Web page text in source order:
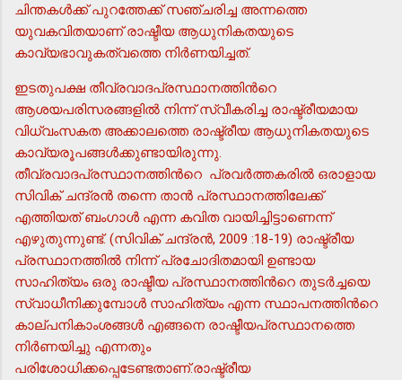
ചിന്തകള്‍ക്ക് പുറത്തേക്ക് സഞ്ചരിച്ച അന്നത്തെ
യുവകവിതയാണ് രാഷ്ടീയ ആധുനികതയുടെ
കാവ്യഭാവുകത്വത്തെ നിര്‍ണയിച്ചത്.
ഇടതുപക്ഷ തീവ്രവാദപ്രസ്ഥാനത്തിന്‍റെ
ആശയപരിസരങ്ങളില്‍ നിന്ന് സ്വീകരിച്ച രാഷ്ട്രീയമായ
വിധ്വംസകത അക്കാലത്തെ രാഷ്ട്രീയ ആധുനികതയുടെ
കാവ്യരൂപങ്ങള്‍ക്കുണ്ടായിരുന്നു.
തീവ്രവാദപ്രസ്ഥാനത്തിന്‍റെ പ്രവര്‍ത്തകരില്‍ ഒരാളായ
സിവിക് ചന്ദ്രന്‍ തന്നെ താന്‍ പ്രസ്ഥാനത്തിലേക്ക്
എത്തിയത് ബംഗാള്‍ എന്ന കവിത വായിച്ചിട്ടാണെന്ന്
എഴുതുന്നുണ്ട്. (സിവിക് ചന്ദ്രന്‍, 2009 :18-19) രാഷ്ട്രീയ
പ്രസ്ഥാനത്തില്‍ നിന്ന് പ്രചോദിതമായി ഉണ്ടായ
സാഹിത്യം ഒരു രാഷ്ടീയ പ്രസ്ഥാനത്തിന്‍റെ തുടര്‍ച്ചയെ
സ്വാധീനിക്കുമ്പോള്‍ സാഹിത്യം എന്ന സ്ഥാപനത്തിന്‍റെ
കാല്പനികാംശങ്ങള്‍ എങ്ങനെ രാഷ്ടീയപ്രസ്ഥാനത്തെ
നിര്‍ണയിച്ചു എന്നതും
പരിശോധിക്കപ്പെടേണ്ടതാണ്.രാഷ്ട്രീയ